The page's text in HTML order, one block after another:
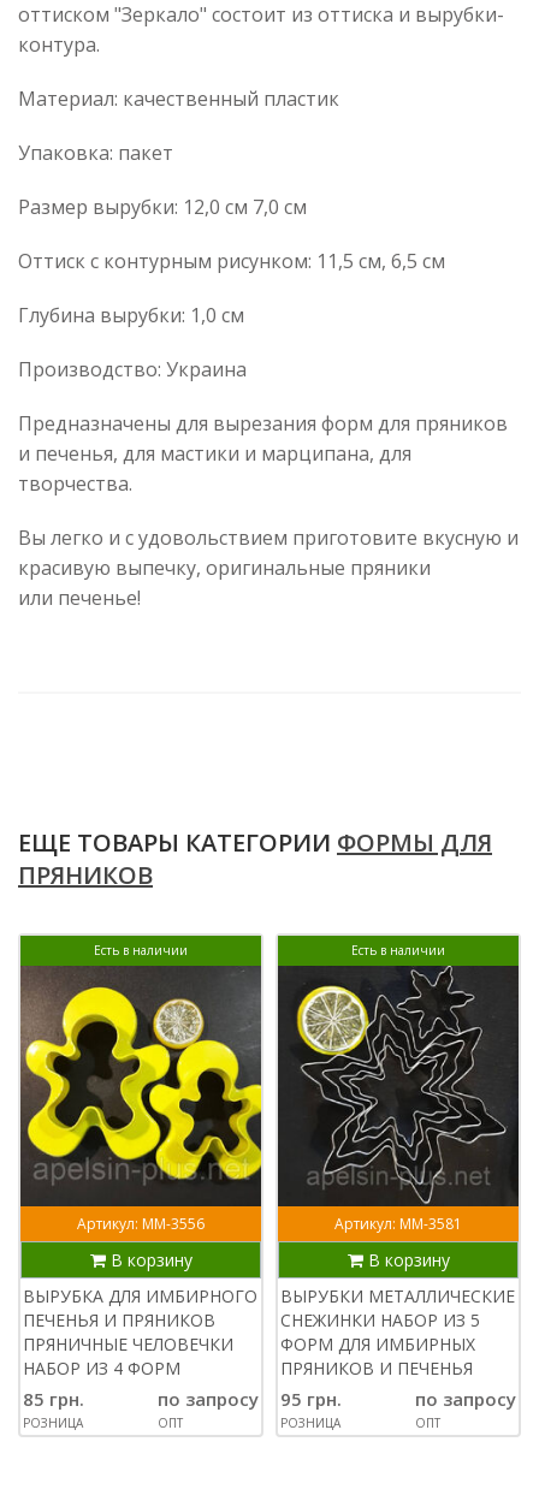
оттиском "Зеркало" состоит из оттиска и вырубки-
контура.
Материал: качественный пластик
Упаковка: пакет
Размер вырубки: 12,0 см 7,0 см
Оттиск с контурным рисунком: 11,5 см, 6,5 см
Глубина вырубки: 1,0 см
Производство: Украина
Предназначены для вырезания форм для пряников
и печенья, для мастики и марципана, для
творчества.
Вы легко и с удовольствием приготовите вкусную и
красивую выпечку, оригинальные пряники
или печенье!
ЕЩЕ ТОВАРЫ КАТЕГОРИИ ФОРМЫ ДЛЯ
ПРЯНИКОВ
Есть в наличии
Артикул: ММ-3556
В корзину
ВЫРУБКА ДЛЯ ИМБИРНОГО
ПЕЧЕНЬЯ И ПРЯНИКОВ
ПРЯНИЧНЫЕ ЧЕЛОВЕЧКИ
НАБОР ИЗ 4 ФОРМ
85 грн.
РОЗНИЦА
по запросу
ОПТ
Есть в наличии
Артикул: ММ-3581
В корзину
ВЫРУБКИ МЕТАЛЛИЧЕСКИЕ
СНЕЖИНКИ НАБОР ИЗ 5
ФОРМ ДЛЯ ИМБИРНЫХ
ПРЯНИКОВ И ПЕЧЕНЬЯ
95 грн.
РОЗНИЦА
по запросу
ОПТ